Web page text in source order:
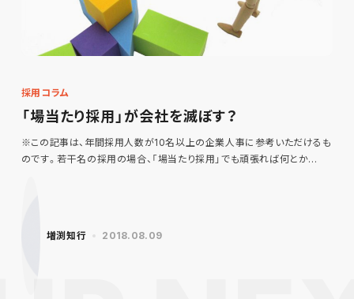
採用コラム
「場当たり採用」が会社を滅ぼす？
※この記事は、年間採用人数が10名以上の企業人事に参考いただけるも
のです。若干名の採用の場合、「場当たり採用」でも頑張れば何とか…
増渕知行 2018.08.09